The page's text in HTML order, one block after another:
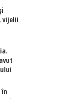
vijelii
în